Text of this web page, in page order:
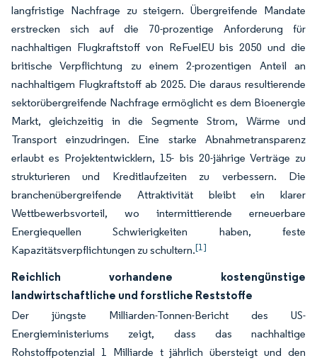
langfristige Nachfrage zu steigern. Übergreifende Mandate
erstrecken sich auf die 70-prozentige Anforderung für
nachhaltigen Flugkraftstoff von ReFuelEU bis 2050 und die
britische Verpflichtung zu einem 2-prozentigen Anteil an
nachhaltigem Flugkraftstoff ab 2025. Die daraus resultierende
sektorübergreifende Nachfrage ermöglicht es dem Bioenergie
Markt, gleichzeitig in die Segmente Strom, Wärme und
Transport einzudringen. Eine starke Abnahmetransparenz
erlaubt es Projektentwicklern, 15- bis 20-jährige Verträge zu
strukturieren und Kreditlaufzeiten zu verbessern. Die
branchenübergreifende Attraktivität bleibt ein klarer
Wettbewerbsvorteil, wo intermittierende erneuerbare
Energiequellen Schwierigkeiten haben, feste
Kapazitätsverpflichtungen zu schultern.[1]
Reichlich vorhandene kostengünstige
landwirtschaftliche und forstliche Reststoffe
Der jüngste Milliarden-Tonnen-Bericht des US-
Energieministeriums zeigt, dass das nachhaltige
Rohstoffpotenzial 1 Milliarde t jährlich übersteigt und den